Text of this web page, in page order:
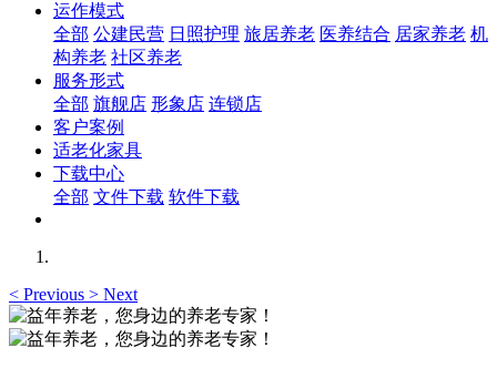
运作模式
全部 公建民营 日照护理 旅居养老 医养结合 居家养老 机
构养老 社区养老
服务形式
全部 旗舰店 形象店 连锁店
客户案例
适老化家具
下载中心
全部 文件下载 软件下载
< Previous > Next